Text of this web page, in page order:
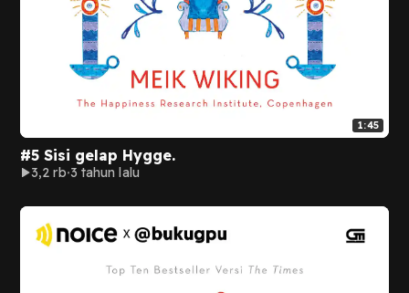
1:45
#5 Sisi gelap Hygge.
3,2 rb 3 tahun lalu